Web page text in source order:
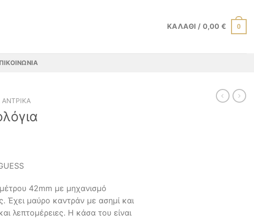
ΚΑΛΆΘΙ / 0,00€ 0
ΑΝΤΡΙΚΆ
42mm με μηχανισμό
Έχει μαύρο καντράν με ασημί και
λεπτομέρειες. Η κάσα του είναι